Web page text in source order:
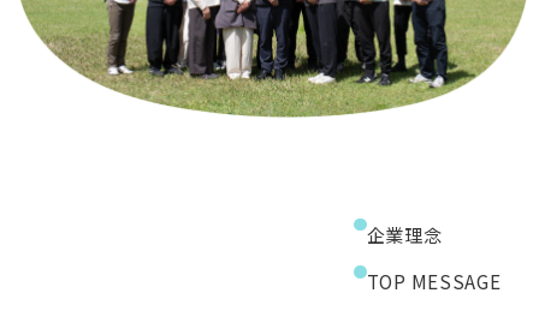
企業理念
TOP MESSAGE